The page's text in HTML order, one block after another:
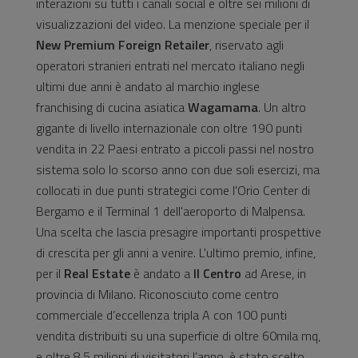
visualizzazioni del video. La menzione speciale per il
New Premium Foreign Retailer, riservato agli
operatori stranieri entrati nel mercato italiano negli
ultimi due anni è andato al marchio inglese
franchising di cucina asiaticaWagamama. Un altro
gigante di livello internazionale con oltre 190 punti
vendita in 22 Paesi entrato a piccoli passi nel nostro
sistema solo lo scorso anno con due soli esercizi, ma
collocati in due punti strategici come l'Orio Center di
Bergamo e il Terminal 1 dell'aeroporto di Malpensa.
Una scelta che lascia presagire importanti prospettive
di crescita per gli anni a venire. L'ultimo premio, infine,
per il Real Estateè andato a Il Centro ad Arese, in
provincia di Milano. Riconosciuto come centro
commerciale d’eccellenza tripla A con 100 punti
vendita distribuiti su una superficie di oltre 60mila mq,